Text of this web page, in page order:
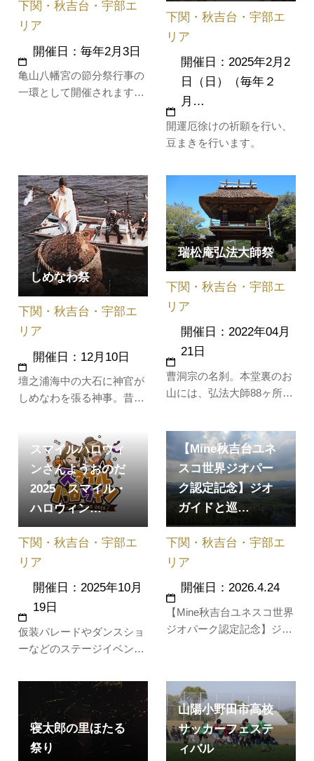
認定された美祢市内を観光
します！…
亀山八幡宮の節分祭行事の
一環として開催されます。
下関・秋吉台・宇部エ
リア
開催日：毎年2月3日
開運厄徐けの祈願を行い、
豆まきを行います。
下関・秋吉台・宇部エ
リア
開催日：2025年2月2
日（日）（毎年２
月…
しめなわ祭
壇之浦海中の大石に神官が
しめなわを張る神事。昔、
が倒れている大石を起こせ
ば災害がなくなると告げら
れ、この大石を起こしたと
ころ災害がなくなったとい
う故事に由来している。関
有名。
下関・秋吉台・宇部エ
リア
開催日：12月10日
瑞松庵弘法大師祭
曹洞宗の名刹。本堂裏のお
山には、弘法大師88ヶ所の
者があります。
下関・秋吉台・宇部エ
リア
開催日：2022年04月
21日
スマイルハロウィ
ンさんようおのだ
2025 スマイル・
ハロウィン…
仮装パレードやダンスショ
ーなどのステージイベント
展やマルシェを開催。友達
や恋人、家族と一緒に仮装
してスマイル・ハロウィン
パーティーを楽しもう！
下関・秋吉台・宇部エ
リア
開催日：2025年10月
19日
【Mine秋吉台ユネ
スコ世界ジオパー
ク認定記念】ジオ
ガイドと巡…
【Mine秋吉台ユネスコ世界
ジオパーク認定記念】ジオ
ネスコ世界ジオパーク認定
を記念して、Mine秋吉台ジ
オパークのジオガイドが特
別なジオツアーを3コース
企画しました。美祢市の魅
下関・秋吉台・宇部エ
リア
開催日：2026.4.24
寝太郎の里ほたる
祭り
山陽小野田市高校
サッカーフェステ
ィバル